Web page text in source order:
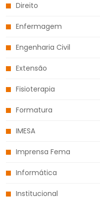
Direito
Enfermagem
Engenharia Civil
Extensão
Fisioterapia
Formatura
IMESA
Imprensa Fema
Informática
Institucional